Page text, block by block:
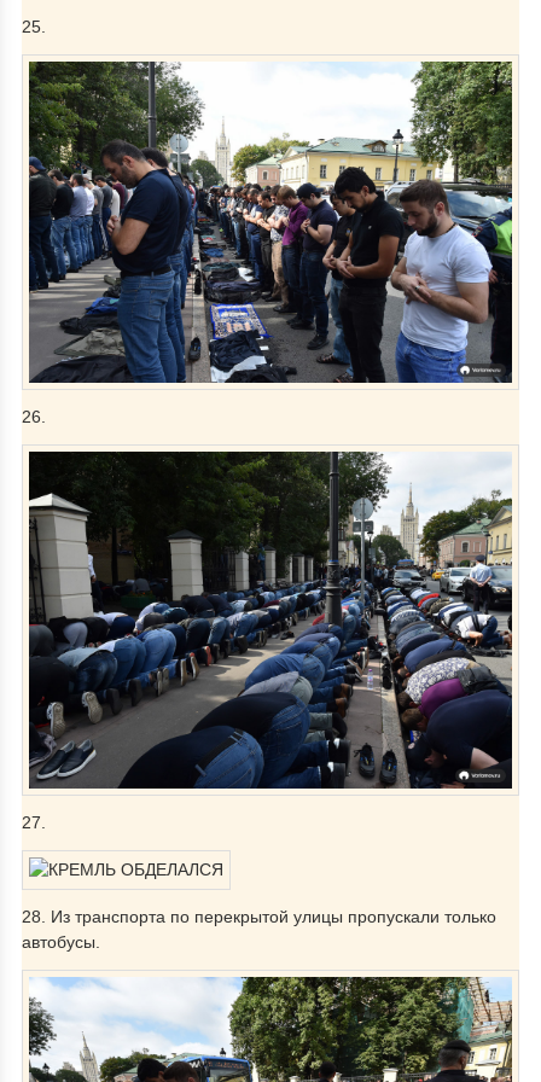
25.
26.
27.
28. Из транспорта по перекрытой улицы пропускали только
автобусы.